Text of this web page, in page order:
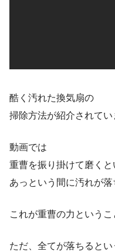
酷く汚れた換気扇の
掃除方法が紹介されてい
動画では
重曹を振り掛けて磨くと
あっという間に汚れが落
これが重曹の力というこ
ただ、全てが落ちるとい